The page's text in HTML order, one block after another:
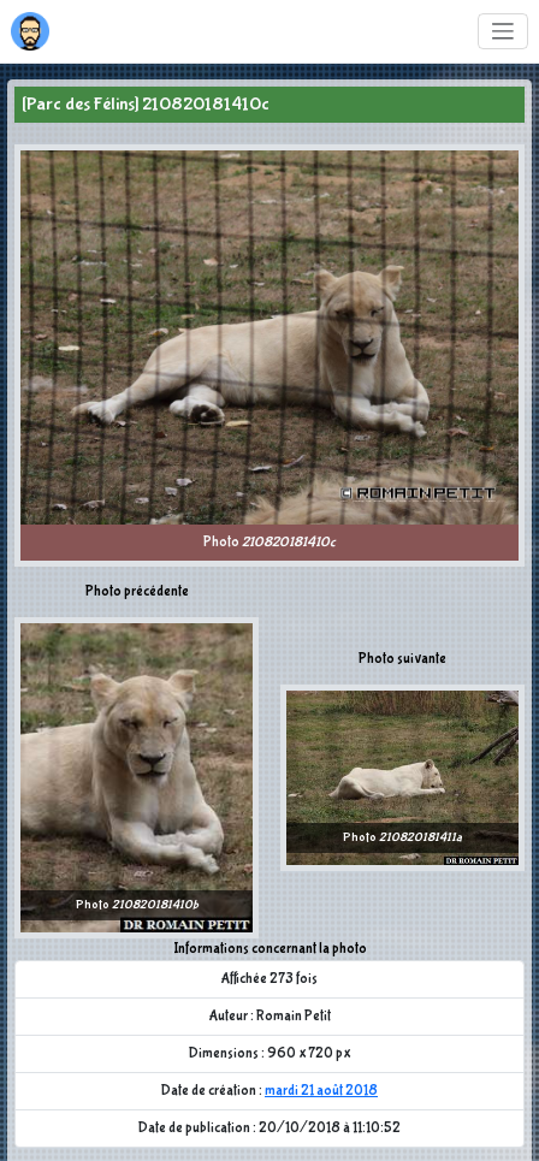
[Parc des Félins] 210820181410c
Photo 210820181410c
Photo précédente
Photo 210820181410b
Informations concernant la photo
Affichée 273 fois
Auteur : Romain Petit
Dimensions : 960 x 720 px
Date de création : mardi 21 août 2018
Date de publication : 20/10/2018 à 11:10:52
Photo suivante
Photo 210820181411a